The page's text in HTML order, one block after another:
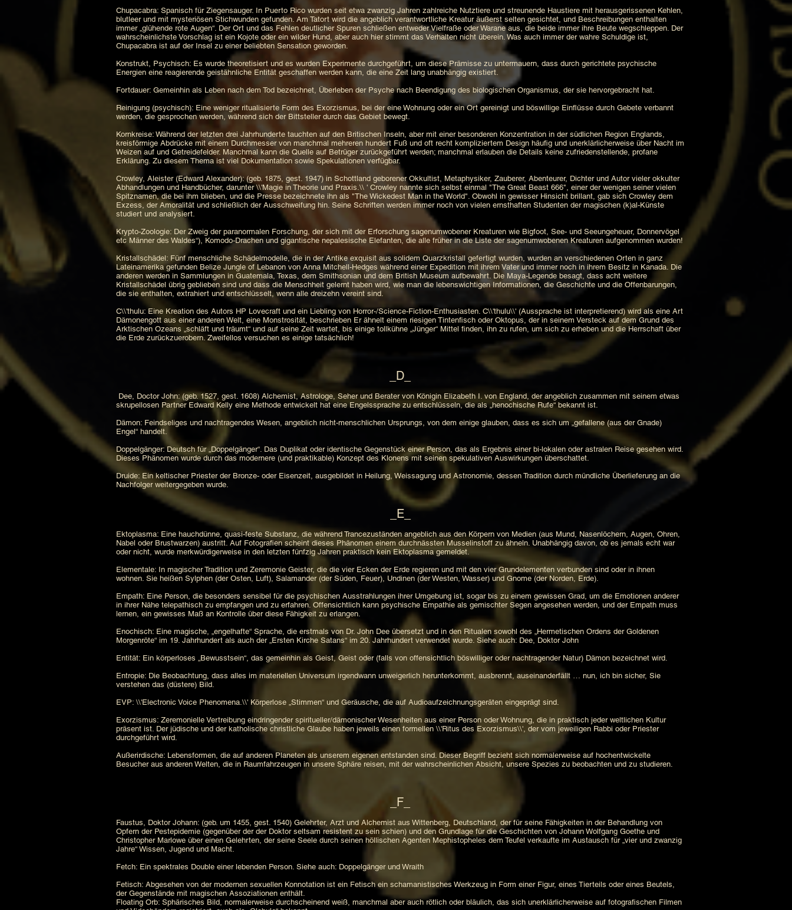
Chupacabra: Spanisch für Ziegensauger. In Puerto Rico wurden seit etwa zwanzig Jahren zahlreiche Nutztiere und streunende Haustiere mit herausgerissenen Kehlen,
blutleer und mit mysteriösen Stichwunden gefunden. Am Tatort wird die angeblich verantwortliche Kreatur äußerst selten gesichtet, und Beschreibungen enthalten
immer „glühende rote Augen“. Der Ort und das Fehlen deutlicher Spuren schließen entweder Vielfraße oder Warane aus, die beide immer ihre Beute wegschleppen. Der
wahrscheinlichste Vorschlag ist ein Kojote oder ein wilder Hund, aber auch hier stimmt das Verhalten nicht überein. Was auch immer der wahre Schuldige ist,
Chupacabra ist auf der Insel zu einer beliebten Sensation geworden.
Konstrukt, Psychisch: Es wurde theoretisiert und es wurden Experimente durchgeführt, um diese Prämisse zu untermauern, dass durch gerichtete psychische
Energien eine reagierende geistähnliche Entität geschaffen werden kann, die eine Zeit lang unabhängig existiert.
Fortdauer: Gemeinhin als Leben nach dem Tod bezeichnet, Überleben der Psyche nach Beendigung des biologischen Organismus, der sie hervorgebracht hat.
Reinigung (psychisch): Eine weniger ritualisierte Form des Exorzismus, bei der eine Wohnung oder ein Ort gereinigt und böswillige Einflüsse durch Gebete verbannt
werden, die gesprochen werden, während sich der Bittsteller durch das Gebiet bewegt.
Kornkreise: Während der letzten drei Jahrhunderte tauchten auf den Britischen Inseln, aber mit einer besonderen Konzentration in der südlichen Region Englands,
kreisförmige Abdrücke mit einem Durchmesser von manchmal mehreren hundert Fuß und oft recht kompliziertem Design häufig und unerklärlicherweise über Nacht im
Weizen auf und Getreidefelder. Manchmal kann die Quelle auf Betrüger zurückgeführt werden; manchmal erlauben die Details keine zufriedenstellende, profane
Erklärung. Zu diesem Thema ist viel Dokumentation sowie Spekulationen verfügbar.
Crowley, Aleister (Edward Alexander): (geb. 1875, gest. 1947) in Schottland geborener Okkultist, Metaphysiker, Zauberer, Abenteurer, Dichter und Autor vieler okkulter
Abhandlungen und Handbücher, darunter \\'Magie in Theorie und Praxis.\\ ' Crowley nannte sich selbst einmal "The Great Beast 666", einer der wenigen seiner vielen
Spitznamen, die bei ihm blieben, und die Presse bezeichnete ihn als "The Wickedest Man in the World". Obwohl in gewisser Hinsicht brillant, gab sich Crowley dem
Exzess, der Amoralität und schließlich der Ausschweifung hin. Seine Schriften werden immer noch von vielen ernsthaften Studenten der magischen (k)al-Künste
studiert und analysiert.
Krypto-Zoologie: Der Zweig der paranormalen Forschung, der sich mit der Erforschung sagenumwobener Kreaturen wie Bigfoot, See- und Seeungeheuer, Donnervögel
etc Männer des Waldes“), Komodo-Drachen und gigantische nepalesische Elefanten, die alle früher in die Liste der sagenumwobenen Kreaturen aufgenommen wurden!
Kristallschädel: Fünf menschliche Schädelmodelle, die in der Antike exquisit aus solidem Quarzkristall gefertigt wurden, wurden an verschiedenen Orten in ganz
Lateinamerika gefunden Belize Jungle of Lebanon von Anna Mitchell-Hedges während einer Expedition mit ihrem Vater und immer noch in ihrem Besitz in Kanada. Die
anderen werden in Sammlungen in Guatemala, Texas, dem Smithsonian und dem British Museum aufbewahrt. Die Maya-Legende besagt, dass acht weitere
Kristallschädel übrig geblieben sind und dass die Menschheit gelernt haben wird, wie man die lebenswichtigen Informationen, die Geschichte und die Offenbarungen,
die sie enthalten, extrahiert und entschlüsselt, wenn alle dreizehn vereint sind.
C\\'thulu: Eine Kreation des Autors HP Lovecraft und ein Liebling von Horror-/Science-Fiction-Enthusiasten. C\\'thulu\\' (Aussprache ist interpretierend) wird als eine Art
Dämonengott aus einer anderen Welt, eine Monstrosität, beschrieben Er ähnelt einem riesigen Tintenfisch oder Oktopus, der in seinem Versteck auf dem Grund des
Arktischen Ozeans „schläft und träumt“ und auf seine Zeit wartet, bis einige tollkühne „Jünger“ Mittel finden, ihn zu rufen, um sich zu erheben und die Herrschaft über
die Erde zurückzuerobern. Zweifellos versuchen es einige tatsächlich!
_D_
Dee, Doctor John: (geb. 1527, gest. 1608) Alchemist, Astrologe, Seher und Berater von Königin Elizabeth I. von England, der angeblich zusammen mit seinem etwas
skrupellosen Partner Edward Kelly eine Methode entwickelt hat eine Engelssprache zu entschlüsseln, die als „henochische Rufe“ bekannt ist.
Dämon: Feindseliges und nachtragendes Wesen, angeblich nicht-menschlichen Ursprungs, von dem einige glauben, dass es sich um „gefallene (aus der Gnade)
Engel“ handelt.
Doppelgänger: Deutsch für „Doppelgänger“. Das Duplikat oder identische Gegenstück einer Person, das als Ergebnis einer bi-lokalen oder astralen Reise gesehen wird.
Dieses Phänomen wurde durch das modernere (und praktikable) Konzept des Klonens mit seinen spekulativen Auswirkungen überschattet.
Druide: Ein keltischer Priester der Bronze- oder Eisenzeit, ausgebildet in Heilung, Weissagung und Astronomie, dessen Tradition durch mündliche Überlieferung an die
Nachfolger weitergegeben wurde.
_E_
Ektoplasma: Eine hauchdünne, quasi-feste Substanz, die während Trancezuständen angeblich aus den Körpern von Medien (aus Mund, Nasenlöchern, Augen, Ohren,
Nabel oder Brustwarzen) austritt. Auf Fotografien scheint dieses Phänomen einem durchnässten Musselinstoff zu ähneln. Unabhängig davon, ob es jemals echt war
oder nicht, wurde merkwürdigerweise in den letzten fünfzig Jahren praktisch kein Ektoplasma gemeldet.
Elementale: In magischer Tradition und Zeremonie Geister, die die vier Ecken der Erde regieren und mit den vier Grundelementen verbunden sind oder in ihnen
wohnen. Sie heißen Sylphen (der Osten, Luft), Salamander (der Süden, Feuer), Undinen (der Westen, Wasser) und Gnome (der Norden, Erde).
Empath: Eine Person, die besonders sensibel für die psychischen Ausstrahlungen ihrer Umgebung ist, sogar bis zu einem gewissen Grad, um die Emotionen anderer
in ihrer Nähe telepathisch zu empfangen und zu erfahren. Offensichtlich kann psychische Empathie als gemischter Segen angesehen werden, und der Empath muss
lernen, ein gewisses Maß an Kontrolle über diese Fähigkeit zu erlangen.
Enochisch: Eine magische, „engelhafte“ Sprache, die erstmals von Dr. John Dee übersetzt und in den Ritualen sowohl des „Hermetischen Ordens der Goldenen
Morgenröte“ im 19. Jahrhundert als auch der „Ersten Kirche Satans“ im 20. Jahrhundert verwendet wurde. Siehe auch: Dee, Doktor John
Entität: Ein körperloses „Bewusstsein“, das gemeinhin als Geist, Geist oder (falls von offensichtlich böswilliger oder nachtragender Natur) Dämon bezeichnet wird.
Entropie: Die Beobachtung, dass alles im materiellen Universum irgendwann unweigerlich herunterkommt, ausbrennt, auseinanderfällt … nun, ich bin sicher, Sie
verstehen das (düstere) Bild.
EVP: \\'Electronic Voice Phenomena.\\' Körperlose „Stimmen“ und Geräusche, die auf Audioaufzeichnungsgeräten eingeprägt sind.
Exorzismus: Zeremonielle Vertreibung eindringender spiritueller/dämonischer Wesenheiten aus einer Person oder Wohnung, die in praktisch jeder weltlichen Kultur
präsent ist. Der jüdische und der katholische christliche Glaube haben jeweils einen formellen \\'Ritus des Exorzismus\\', der vom jeweiligen Rabbi oder Priester
durchgeführt wird.
Außerirdische: Lebensformen, die auf anderen Planeten als unserem eigenen entstanden sind. Dieser Begriff bezieht sich normalerweise auf hochentwickelte
Besucher aus anderen Welten, die in Raumfahrzeugen in unsere Sphäre reisen, mit der wahrscheinlichen Absicht, unsere Spezies zu beobachten und zu studieren.
_F_
Faustus, Doktor Johann: (geb. um 1455, gest. 1540) Gelehrter, Arzt und Alchemist aus Wittenberg, Deutschland, der für seine Fähigkeiten in der Behandlung von
Opfern der Pestepidemie (gegenüber der der Doktor seltsam resistent zu sein schien) und den Grundlage für die Geschichten von Johann Wolfgang Goethe und
Christopher Marlowe über einen Gelehrten, der seine Seele durch seinen höllischen Agenten Mephistopheles dem Teufel verkaufte im Austausch für „vier und zwanzig
Jahre“ Wissen, Jugend und Macht.
Fetch: Ein spektrales Double einer lebenden Person. Siehe auch: Doppelgänger und Wraith
Fetisch: Abgesehen von der modernen sexuellen Konnotation ist ein Fetisch ein schamanistisches Werkzeug in Form einer Figur, eines Tierteils oder eines Beutels,
der Gegenstände mit magischen Assoziationen enthält.
Floating Orb: Sphärisches Bild, normalerweise durchscheinend weiß, manchmal aber auch rötlich oder bläulich, das sich unerklärlicherweise auf fotografischen Filmen